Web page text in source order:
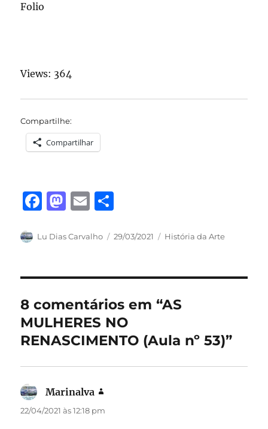
Folio
Views: 364
Compartilhe:
Compartilhar
F
c
b
o
o
k
M
st
d
o
n
E
ai a
Autor
Lu Dias Carvalho
Publicado
29/03/2021 Categorias
História da Arte
8 comentários em “AS
MULHERES NO
RENASCIMENTO (Aula nº 53)”
Marinalva
22/04/2021 às 12:18 pm